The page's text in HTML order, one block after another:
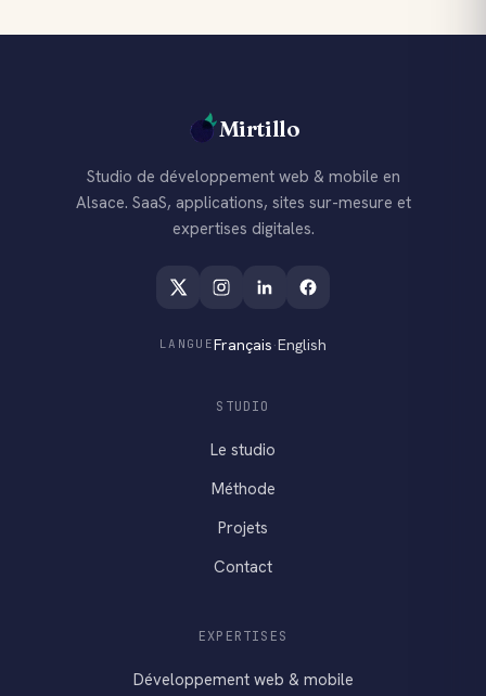
Mirtillo
Studio de développement web & mobile en
Alsace. SaaS, applications, sites sur-mesure et
expertises digitales.
LANGUEFrançais·English
STUDIO
Le studio
Méthode
Projets
Contact
EXPERTISES
Développement web & mobile